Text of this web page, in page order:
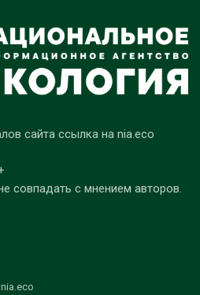
сайта ссылка на nia.eco
совпадать с мнением авторов.